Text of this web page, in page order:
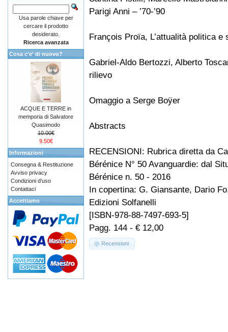
Parigi Anni – ’70-’90
François Proïa, L’attualità politica e
Gabriel-Aldo Bertozzi, Alberto
rilievo
Omaggio a Serge Boÿer
Abstracts
RECENSIONI: Rubrica diretta da
Bérénice N° 50 Avanguardie: dal
Bérénice n. 50 - 2016
In copertina: G. Giansante, Dario
Edizioni Solfanelli
[ISBN-978-88-7497-693-5]
Pagg. 144 - € 12,00
Recensioni
Usa parole chiave per
cercare il prodotto
desiderato.
Ricerca avanzata
Cosa c'e' di nuovo?
ACQUE E TERRE in
memporia di Salvatore
Quasimodo
10.00€
9.50€
Informazioni
Consegna & Restituzione
Avviso privacy
Condizioni d'uso
Contattaci
Accettiamo